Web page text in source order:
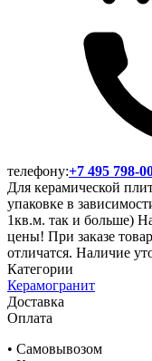
телефону:+7 495 798-
Для керамической
упаковке в
1кв.м. так и больше)
цены! При заказе
отличатся. Наличие
Категории
Керамогранит
Доставка
Оплата
• Самовывозом